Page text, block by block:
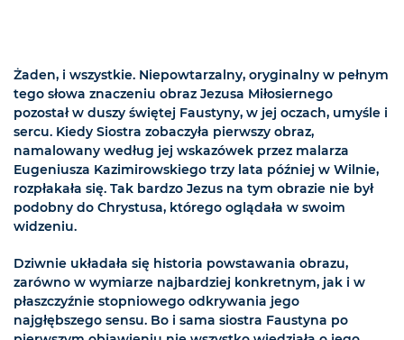
Żaden, i wszystkie. Niepowtarzalny, oryginalny w pełnym
tego słowa znaczeniu obraz Jezusa Miłosiernego
pozostał w duszy świętej Faustyny, w jej oczach, umyśle i
sercu. Kiedy Siostra zobaczyła pierwszy obraz,
namalowany według jej wskazówek przez malarza
Eugeniusza Kazimirowskiego trzy lata później w Wilnie,
rozpłakała się. Tak bardzo Jezus na tym obrazie nie był
podobny do Chrystusa, którego oglądała w swoim
widzeniu.
Dziwnie układała się historia powstawania obrazu,
zarówno w wymiarze najbardziej konkretnym, jak i w
płaszczyźnie stopniowego odkrywania jego
najgłębszego sensu. Bo i sama siostra Faustyna po